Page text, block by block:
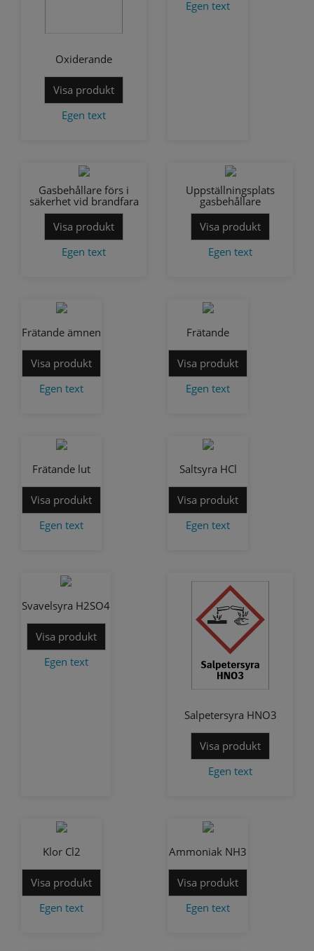
Oxiderande
Visa produkt
Egen text
Egen text
Gasbehållare förs i
säkerhet vid brandfara
Visa produkt
Egen text
Uppställningsplats
gasbehållare
Visa produkt
Egen text
Frätande ämnen
Visa produkt
Egen text
Frätande
Visa produkt
Egen text
Frätande lut
Visa produkt
Egen text
Saltsyra HCl
Visa produkt
Egen text
Svavelsyra H2SO4
Visa produkt
Egen text
Salpetersyra HNO3
Visa produkt
Egen text
Klor Cl2
Visa produkt
Egen text
Ammoniak NH3
Visa produkt
Egen text